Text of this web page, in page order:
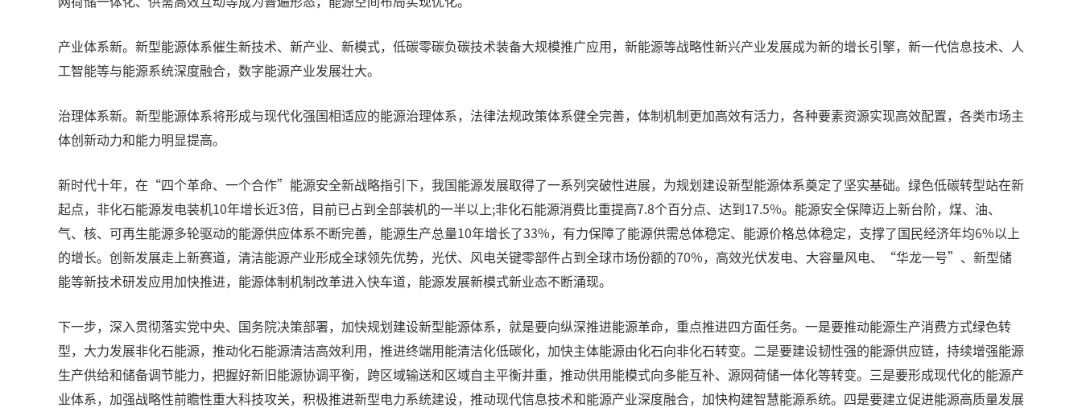
产业体系新。新型能源体系催生新技术、新产业、新模式，低碳零碳负碳技术装备大规模推广应用，新能源等战略性新兴产业发展成为新的增长引擎，新一代信息技术、人
工智能等与能源系统深度融合，数字能源产业发展壮大。
治理体系新。新型能源体系将形成与现代化强国相适应的能源治理体系，法律法规政策体系健全完善，体制机制更加高效有活力，各种要素资源实现高效配置，各类市场主
体创新动力和能力明显提高。
新时代十年，在“四个革命、一个合作”能源安全新战略指引下，我国能源发展取得了一系列突破性进展，为规划建设新型能源体系奠定了坚实基础。绿色低碳转型站在新
起点，非化石能源发电装机10年增长近3倍，目前已占到全部装机的一半以上;非化石能源消费比重提高7.8个百分点、达到17.5%。能源安全保障迈上新台阶，煤、油、
气、核、可再生能源多轮驱动的能源供应体系不断完善，能源生产总量10年增长了33%，有力保障了能源供需总体稳定、能源价格总体稳定，支撑了国民经济年均6%以上
的增长。创新发展走上新赛道，清洁能源产业形成全球领先优势，光伏、风电关键零部件占到全球市场份额的70%，高效光伏发电、大容量风电、“华龙一号”、新型储
能等新技术研发应用加快推进，能源体制机制改革进入快车道，能源发展新模式新业态不断涌现。
下一步，深入贯彻落实党中央、国务院决策部署，加快规划建设新型能源体系，就是要向纵深推进能源革命，重点推进四方面任务。一是要推动能源生产消费方式绿色转
型，大力发展非化石能源，推动化石能源清洁高效利用，推进终端用能清洁化低碳化，加快主体能源由化石向非化石转变。二是要建设韧性强的能源供应链，持续增强能源
生产供给和储备调节能力，把握好新旧能源协调平衡，跨区域输送和区域自主平衡并重，推动供用能模式向多能互补、源网荷储一体化等转变。三是要形成现代化的能源产
业体系，加强战略性前瞻性重大科技攻关，积极推进新型电力系统建设，推动现代信息技术和能源产业深度融合，加快构建智慧能源系统。四是要建立促进能源高质量发展